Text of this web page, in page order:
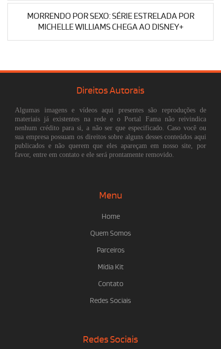
MORRENDO POR SEXO: SÉRIE ESTRELADA POR
MICHELLE WILLIAMS CHEGA AO DISNEY+
Direitos Autorais
Algumas imagens e vídeos aqui presentes são reproduções de
materiais já existentes na rede e o Portal Fama não reivindica
nenhum crédito para si, a não ser que especificado. Caso você ou
sua empresa possuam os direitos sobre alguns desses conteúdos aqui
publicados e não querem que eles apareçam em nosso site, por
favor, entre em contato e ele será prontamente removido.
Menu
Home
Quem Somos
Parceiros
Mídia Kit
Contato
Redes Sociais
Redes Sociais